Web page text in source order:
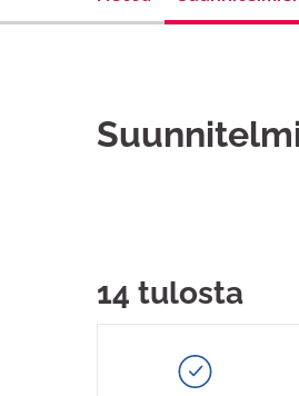
14 tulosta